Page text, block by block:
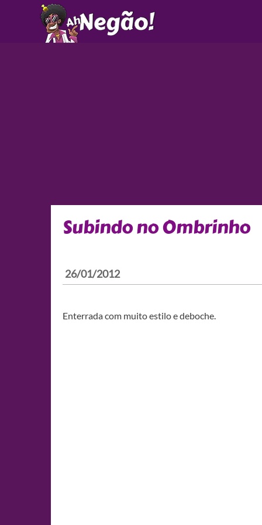
Subindo no Ombrinho
26/01/2012
Enterrada com muito estilo e deboche.